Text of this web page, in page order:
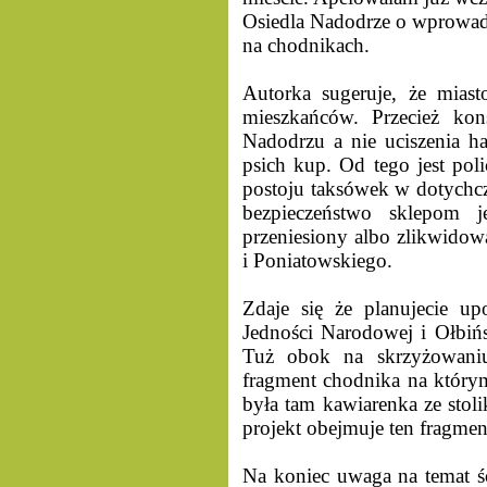
Osiedla Nadodrze o
na chodnikach.
Autorka sugeruje, że
mieszkańców. Przecież
Nadodrzu a nie uciszenia
psich kup. Od tego jest
postoju taksówek w
bezpieczeństwo
przeniesiony albo
i Poniatowskiego.
Zdaje się że planujecie
Jedności Narodowej i
Tuż obok na
fragment chodnika na
była tam kawiarenka ze
projekt obejmuje ten
Na koniec uwaga na temat